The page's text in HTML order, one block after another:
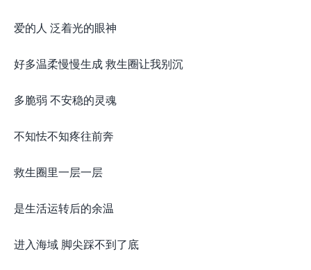
爱的人 泛着光的眼神
好多温柔慢慢生成 救生圈让我别沉
多脆弱 不安稳的灵魂
不知怯不知疼往前奔
救生圈里一层一层
是生活运转后的余温
进入海域 脚尖踩不到了底